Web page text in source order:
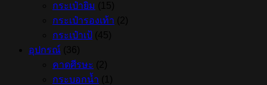
กระเป๋ายิม
กระเป๋ารองเท้า
กระเป๋าเป้
อุปกรณ์
คาดศีรษะ
กระบอกน้ำ